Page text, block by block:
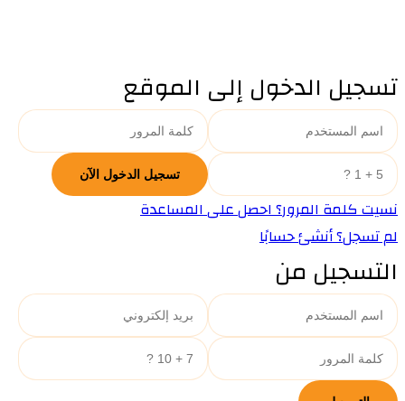
تسجيل الدخول إلى الموقع
نسيت كلمة المرور؟ احصل على المساعدة
لم تسجل؟ أنشئ حسابًا
التسجيل من